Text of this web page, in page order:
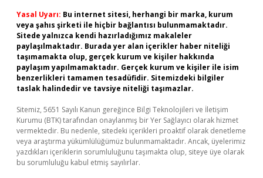
Yasal Uyarı: Bu internet sitesi, herhangi bir marka, kurum
veya şahıs şirketi ile hiçbir bağlantısı bulunmamaktadır.
Sitede yalnızca kendi hazırladığımız makaleler
paylaşılmaktadır. Burada yer alan içerikler haber niteliği
taşımamakta olup, gerçek kurum ve kişiler hakkında
paylaşım yapılmamaktadır. Gerçek kurum ve kişiler ile isim
benzerlikleri tamamen tesadüfidir. Sitemizdeki bilgiler
taslak halindedir ve tavsiye niteliği taşımazlar.
Sitemiz, 5651 Sayılı Kanun gereğince Bilgi Teknolojileri ve İletişim
Kurumu (BTK) tarafından onaylanmış bir Yer Sağlayıcı olarak hizmet
vermektedir. Bu nedenle, sitedeki içerikleri proaktif olarak denetleme
veya araştırma yükümlülüğümüz bulunmamaktadır. Ancak, üyelerimiz
yazdıkları içeriklerin sorumluluğunu taşımakta olup, siteye üye olarak
bu sorumluluğu kabul etmiş sayılırlar.